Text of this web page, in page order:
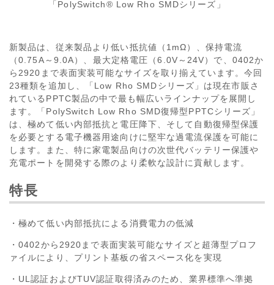
「PolySwitch® Low Rho SMDシリーズ」
新製品は、従来製品より低い抵抗値（1mΩ）、保持電流
（0.75A～9.0A）、最大定格電圧（6.0V～24V）で、0402か
ら2920まで表面実装可能なサイズを取り揃えています。今回
23種類を追加し、「Low Rho SMDシリーズ」は現在市販さ
れているPPTC製品の中で最も幅広いラインナップを展開し
ます。「PolySwitch Low Rho SMD復帰型PPTCシリーズ」
は、極めて低い内部抵抗と電圧降下、そして自動復帰型保護
を必要とする電子機器用途向けに堅牢な過電流保護を可能に
します。また、特に家電製品向けの次世代バッテリー保護や
充電ポートを開発する際のより柔軟な設計に貢献します。
特長
・極めて低い内部抵抗による消費電力の低減
・0402から2920まで表面実装可能なサイズと超薄型プロフ
ァイルにより、プリント基板の省スペース化を実現
・UL認証およびTUV認証取得済みのため、業界標準へ準拠